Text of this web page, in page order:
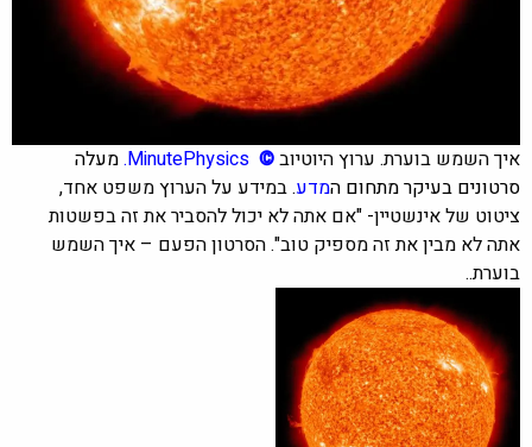
איך השמש בוערת. ערוץ היוטיוב©
MinutePhysics
.מעלה
סרטונים בעיקר מתחום ה מדע.במידע על הערוץ משפט אחד,
ציטוט של אינשטיין- "אם אתה לא יכול להסביר את זה בפשטות
אתה לא מבין את זה מספיק טוב". הסרטון הפעם – איך השמש
בוערת..